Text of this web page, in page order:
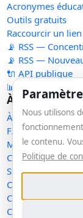
Acronymes
Outils gratuits
Raccourcir un lien
📡 RSS —
📡 RSS —
🔌 API publique
📊 Statistiques
À propos
À propos
FAQ
Méthodologie
Contact
Statut des
Confidentialité
Conditions
Conditions de
Nous utilisons
le contenu.
Politique de